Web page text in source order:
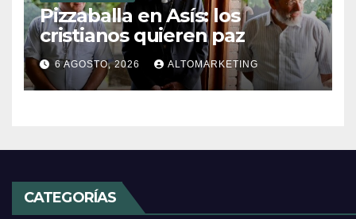
Pizzaballa en Asís: los
cristianos quieren paz
6 AGOSTO, 2026 ALTOMARKETING
CATEGORÍAS